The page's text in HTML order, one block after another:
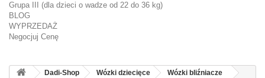
Grupa III (dla dzieci o wadze od 22 do 36 kg)
BLOG
WYPRZEDAŻ
Negocjuj Cenę
Dadi-Shop Wózki dziecięce
Wózki bliźniacze